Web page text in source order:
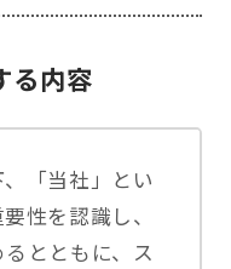
る内容
「当社」とい
性を認識し、
とともに、ス